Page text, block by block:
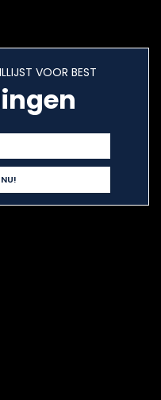
VOOR BEST